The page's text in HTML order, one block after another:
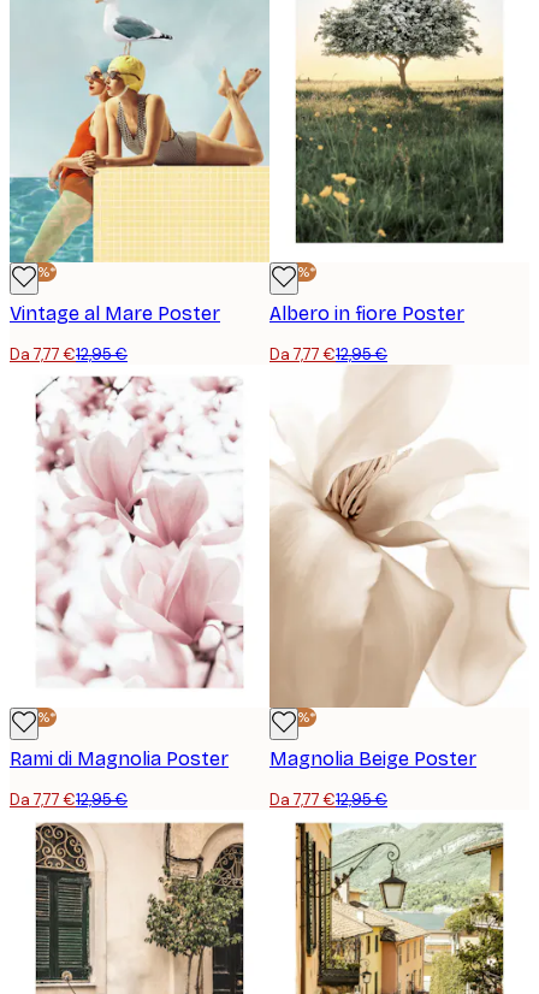
-40%*
Vintage al Mare Poster
Da 7,77 €12,95 €
-40%*
Albero in fiore Poster
Da 7,77 €12,95 €
-40%*
Rami di Magnolia Poster
Da 7,77 €12,95 €
-40%*
Magnolia Beige Poster
Da 7,77 €12,95 €